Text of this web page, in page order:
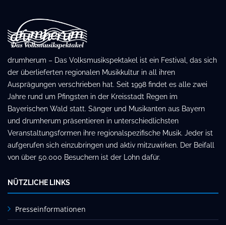
drumherum – Das Volksmusikspektakel ist ein Festival, das sich
der überlieferten regionalen Musikkultur in all ihren
Ausprägungen verschrieben hat. Seit 1998 findet es alle zwei
Jahre rund um Pfingsten in der Kreisstadt Regen im
Bayerischen Wald statt. Sänger und Musikanten aus Bayern
und drumherum präsentieren in unterschiedlichsten
Veranstaltungsformen ihre regionalspezifische Musik. Jeder ist
aufgerufen sich einzubringen und aktiv mitzuwirken. Der Beifall
von über 50.000 Besuchern ist der Lohn dafür.
NÜTZLICHE LINKS
Presseinformationen